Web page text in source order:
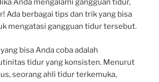
Anda mengalami gangguan tidur,
Ada berbagai tips dan trik yang bisa
mengatasi gangguan tidur tersebut.
bisa Anda coba adalah
tidur yang konsisten. Menurut
seorang ahli tidur terkemuka,